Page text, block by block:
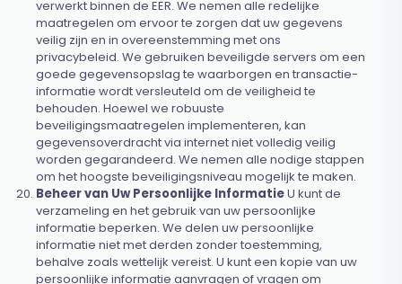
verwerkt binnen de EER. We nemen alle redelijke
maatregelen om ervoor te zorgen dat uw gegevens
veilig zijn en in overeenstemming met ons
privacybeleid. We gebruiken beveiligde servers om een
goede gegevensopslag te waarborgen en transactie-
informatie wordt versleuteld om de veiligheid te
behouden. Hoewel we robuuste
beveiligingsmaatregelen implementeren, kan
gegevensoverdracht via internet niet volledig veilig
worden gegarandeerd. We nemen alle nodige stappen
om het hoogste beveiligingsniveau mogelijk te maken.
Beheer van Uw Persoonlijke InformatieU kunt de
verzameling en het gebruik van uw persoonlijke
informatie beperken. We delen uw persoonlijke
informatie niet met derden zonder toestemming,
behalve zoals wettelijk vereist. U kunt een kopie van uw
persoonlijke informatie aanvragen of vragen om